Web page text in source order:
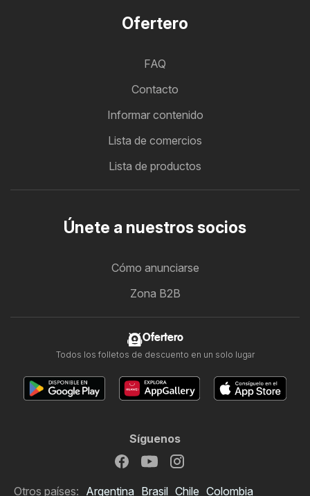
Ofertero
FAQ
Contacto
Informar contenido
Lista de comercios
Lista de productos
Únete a nuestros socios
Cómo anunciarse
Zona B2B
Ofertero
Todos los folletos de descuento en un solo lugar
Síguenos
Otros países: Argentina Brasil Chile Colombia